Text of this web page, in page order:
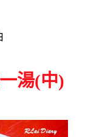
湯(中)